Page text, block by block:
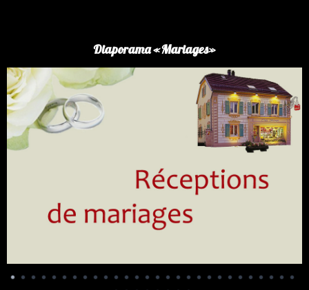
Diaporama «Mariages»